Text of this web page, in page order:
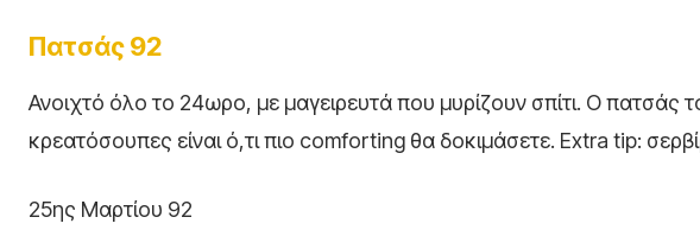
Πατσάς 92
Ανοιχτό όλο το 24ωρο, με μαγειρευτά που μυρίζουν σπίτι. Ο πατσάς
κρεατόσουπες είναι ό,τι πιο comforting θα δοκιμάσετε. Extra tip:
25ης Μαρτίου 92